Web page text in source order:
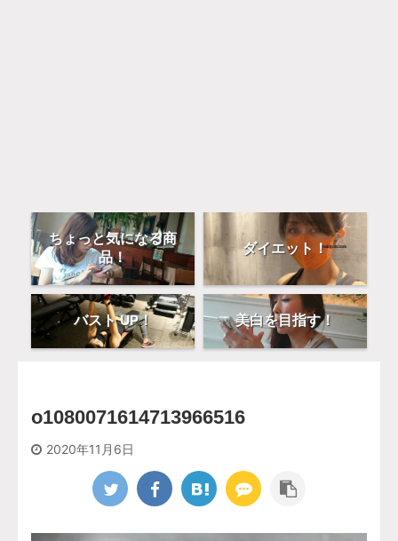
ちょっと気になる商
品！
ダイエット！
バスト UP！ 美白を目指す！
o1080071614713966516
2020年11月6日